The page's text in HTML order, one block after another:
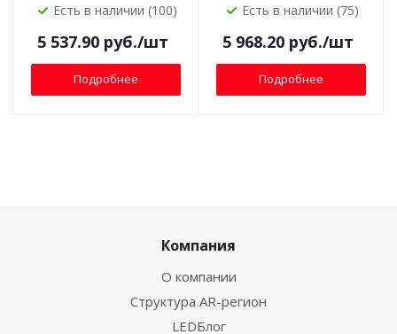
Есть в наличии (100)
5 537.90 руб./шт
Подробнее
Есть в наличии (75)
5 968.20 руб./шт
Подробнее
Компания
О компании
Структура AR-регион
LEDБлог